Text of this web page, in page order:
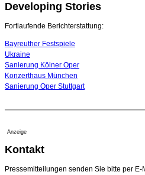
16. Juli 2026 - 22:49 Uhr
Quatuor Ebène wird mit Bremer
04. August 2026 - 13:30 Uhr
Developing Stories
Fortlaufende Berichterstattung:
Bayreuther Festspiele
Ukraine
Sanierung Kölner Oper
Konzerthaus München
Sanierung Oper Stuttgart
Anzeige
Kontakt
Pressemitteilungen senden Sie bitte per E-